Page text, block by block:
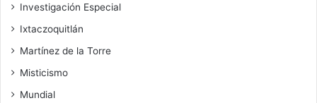
Investigación Especial
Ixtaczoquitlán
Martínez de la Torre
Misticismo
Mundial